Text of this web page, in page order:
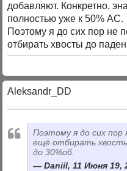
добавляют. Конкретно,
полностью уже к 50% АС.
Поэтому я до сих пор не
отбирать хвосты до
Aleksandr_DD
Поэтому я до сих пор
ещё отбирать
до 30%об.
Daniil, 11 Июня 19,